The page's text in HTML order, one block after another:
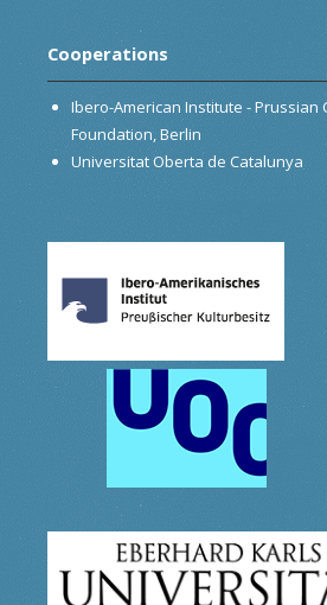
Cooperations
Ibero-American Institute - Prussian
Foundation, Berlin
Universitat Oberta de Catalunya